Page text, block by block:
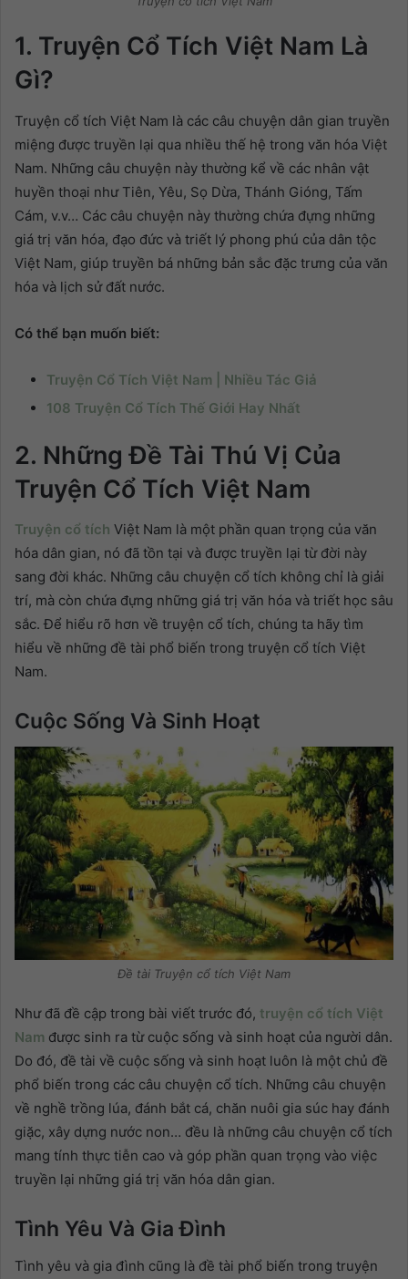
1. Truyện Cổ Tích Việt Nam Là
Gì?
Truyện cổ tích Việt Nam là các câu chuyện dân gian truyền
miệng được truyền lại qua nhiều thế hệ trong văn hóa Việt
Nam. Những câu chuyện này thường kể về các nhân vật
huyền thoại như Tiên, Yêu, Sọ Dừa, Thánh Gióng, Tấm
Cám, v.v… Các câu chuyện này thường chứa đựng những
giá trị văn hóa, đạo đức và triết lý phong phú của dân tộc
Việt Nam, giúp truyền bá những bản sắc đặc trưng của văn
hóa và lịch sử đất nước.
Có thể bạn muốn biết:
Truyện Cổ Tích Việt Nam | Nhiều Tác Giả
108 Truyện Cổ Tích Thế Giới Hay Nhất
2. Những Đề Tài Thú Vị Của
Truyện Cổ Tích Việt Nam
Truyện cổ tích Việt Nam là một phần quan trọng của văn
hóa dân gian, nó đã tồn tại và được truyền lại từ đời này
sang đời khác. Những câu chuyện cổ tích không chỉ là giải
trí, mà còn chứa đựng những giá trị văn hóa và triết học sâu
sắc. Để hiểu rõ hơn về truyện cổ tích, chúng ta hãy tìm
hiểu về những đề tài phổ biến trong truyện cổ tích Việt
Nam.
Cuộc Sống Và Sinh Hoạt
Đề tài Truyện cổ tích Việt Nam
Như đã đề cập trong bài viết trước đó, truyện cổ tích Việt
Nam được sinh ra từ cuộc sống và sinh hoạt của người dân.
Do đó, đề tài về cuộc sống và sinh hoạt luôn là một chủ đề
phổ biến trong các câu chuyện cổ tích. Những câu chuyện
về nghề trồng lúa, đánh bắt cá, chăn nuôi gia súc hay đánh
giặc, xây dựng nước non… đều là những câu chuyện cổ tích
mang tính thực tiễn cao và góp phần quan trọng vào việc
truyền lại những giá trị văn hóa dân gian.
Tình Yêu Và Gia Đình
Tình yêu và gia đình cũng là đề tài phổ biến trong truyện